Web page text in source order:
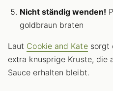
Nicht ständig wenden!
goldbraun braten
Laut Cookie and Katesorgt
extra knusprige Kruste, die
Sauce erhalten bleibt.